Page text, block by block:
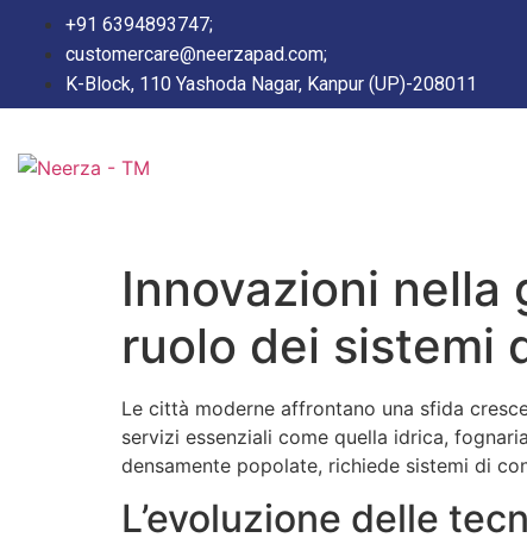
+91 6394893747;
customercare@neerzapad.com;
K-Block, 110 Yashoda Nagar, Kanpur (UP)-208011
Innovazioni
ruolo dei sistemi
Le città moderne affrontano una sfida
servizi essenziali come quella idrica,
densamente popolate, richiede sistemi di
L’evoluzione delle